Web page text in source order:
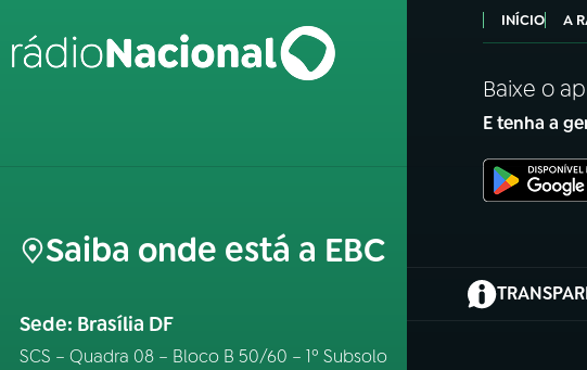
Saiba onde está a EBC
Sede: Brasília DF
SCS – Quadra 08 – Bloco B 50/60 – 1º Subsolo
INÍCIO A
Baixe o
E tenha a
(abre em